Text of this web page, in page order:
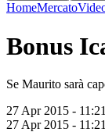
HomeMercato
Bonus
Se Maurito sarà
27 Apr 2015 - 11:21
27 Apr 2015 - 11:21